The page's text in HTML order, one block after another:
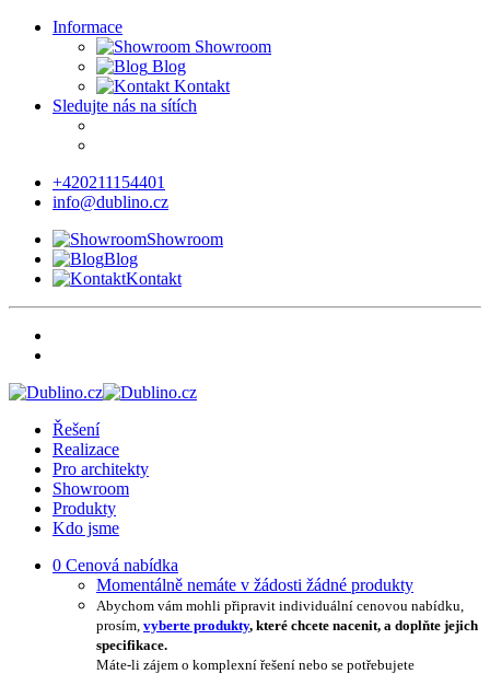
Informace
Showroom
Blog
Kontakt
Sledujte nás na sítích
+420211154401
info@dublino.cz
Showroom
Blog
Kontakt
Řešení
Realizace
Pro architekty
Showroom
Produkty
Kdo jsme
0 Cenová nabídka
Momentálně nemáte v žádosti žádné produkty
Abychom vám mohli připravit individuální cenovou nabídku,
prosím, vyberte produkty, které chcete nacenit, a doplňte jejich
specifikace.
Máte-li zájem o komplexní řešení nebo se potřebujete